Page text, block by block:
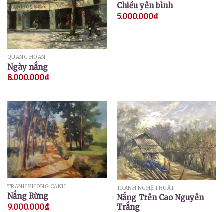
QUANG HOAN
Ngày nắng
8.000.000₫
Chiều yên bình
5.000.000₫
TRANH PHONG CẢNH
Nắng Rừng
9.000.000₫
TRANH NGHỆ THUẬT
Nắng Trên Cao Nguyên
Trắng